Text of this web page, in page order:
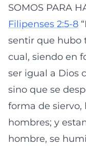
SOMOS PARA
Filipenses 2:5-8
sentir que hubo
cual, siendo en
ser igual a Dios
sino que se
forma de siervo,
hombres; y
hombre, se